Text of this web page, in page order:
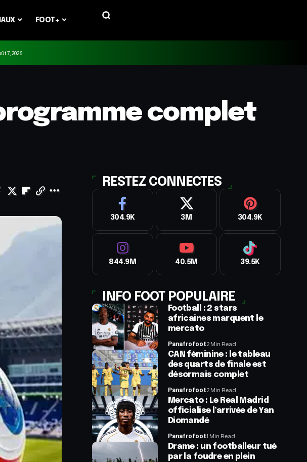
FOOT+
7, 2026
complet
RESTEZ CONNECTES
304.9K 3M 304.9K
844.9M 40.5M 39.5K
INFO FOOT POPULAIRE
Football : 2 stars
africaines marquent le
mercato
Panafrofoot2 Min Read
CAN féminine : le tableau
des quarts de finale est
désormais complet
Panafrofoot2 Min Read
Mercato : Le Real Madrid
officialise l’arrivée de Yan
Diomandé
Panafrofoot1 Min Read
Drame : un footballeur tué
par la foudre en plein